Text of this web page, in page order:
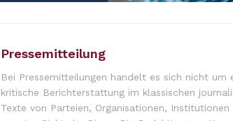
Pressemitteilung
Bei Pressemitteilungen handelt es sich nicht um
kritische Berichterstattung im klassischen
Texte von Parteien, Organisationen,